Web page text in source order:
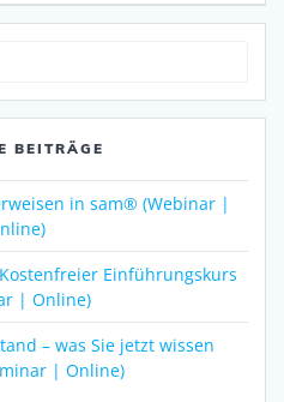
BEITRÄGE
in sam® (Webinar |
Einführungskurs
| Online)
– was Sie jetzt wissen
| Online)